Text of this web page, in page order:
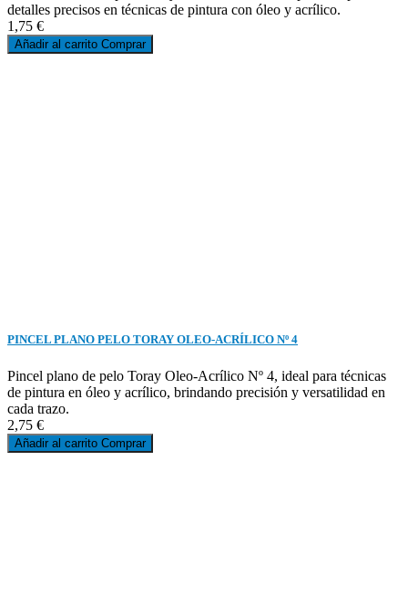
detalles precisos en técnicas de pintura con óleo y acrílico.
1,75 €
Añadir al carrito Comprar
PINCEL PLANO PELO TORAY OLEO-ACRÍLICO Nº 4
Pincel plano de pelo Toray Oleo-Acrílico Nº 4, ideal para técnicas
de pintura en óleo y acrílico, brindando precisión y versatilidad en
cada trazo.
2,75 €
Añadir al carrito Comprar